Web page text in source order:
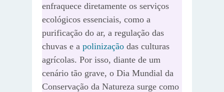
enfraquece diretamente os serviços
ecológicos essenciais, como a
purificação do ar, a regulação das
chuvas e a polinização das culturas
agrícolas. Por isso, diante de um
cenário tão grave, o Dia Mundial da
Conservação da Natureza surge como